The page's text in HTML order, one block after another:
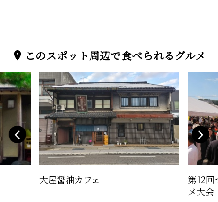
このスポット周辺で食べられるグルメ
大屋醤油カフェ
第12回
メ大会